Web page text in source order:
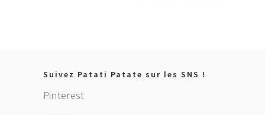
FooterSuivez Patati Patate sur les SNS !
Pinterest